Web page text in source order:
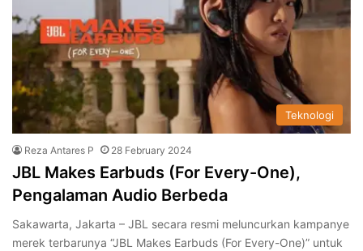
Teknologi
Reza Antares P 28 February 2024
JBL Makes Earbuds (For Every-One),
Pengalaman Audio Berbeda
Sakawarta, Jakarta – JBL secara resmi meluncurkan kampanye
merek terbarunya “JBL Makes Earbuds (For Every-One)” untuk